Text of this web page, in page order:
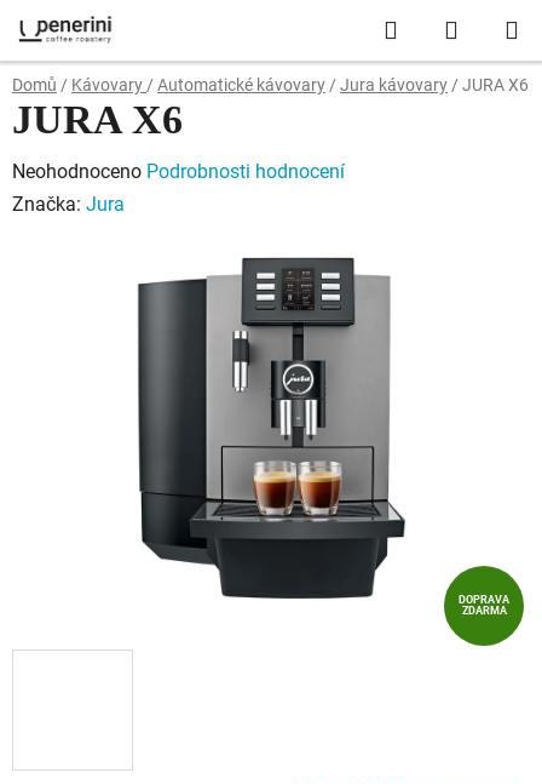
na
obsah
Hledat
KOŠÍK
Domů / Kávovary / Automatické kávovary / Jura kávovary / JURA X6
JURA X6
Průměrné
hodnocení
Neohodnoceno Podrobnosti hodnocení
Značka: Jura
DOPRAVA
ZDARMA